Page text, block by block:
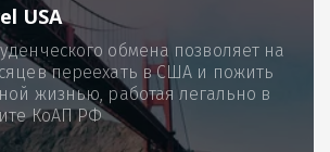
USA
обмена позволяет на
переехать в США и пожить
жизнью, работая легально в
КоАП РФ